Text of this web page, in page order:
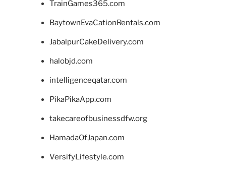
TrainGames365.com
BaytownEvaCationRentals.com
JabalpurCakeDelivery.com
halobjd.com
intelligenceqatar.com
PikaPikaApp.com
takecareofbusinessdfw.org
HamadaOfJapan.com
VersifyLifestyle.com